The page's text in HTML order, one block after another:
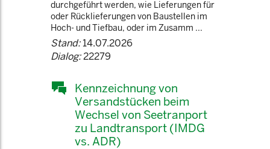
durchgeführt werden, wie Lieferungen für
oder Rücklieferungen von Baustellen im
Hoch- und Tiefbau, oder im Zusamm ...
Stand:14.07.2026
Dialog:22279
Kennzeichnung von
Versandstücken beim
Wechsel von Seetranport
zu Landtransport (IMDG
vs. ADR)